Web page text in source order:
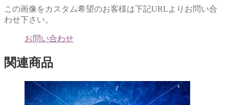
ま
す)
ウ
ィ
ド
で
開
ま
す)
この画像をカスタム希望のお客様は下記URLよりお問い合
わせ下さい。
お問い合わせ
関連商品